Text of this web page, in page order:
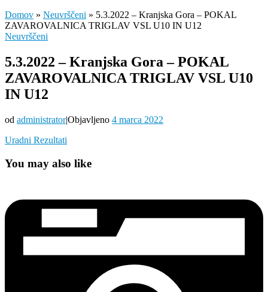
Domov » Neuvrščeni » 5.3.2022 – Kranjska Gora – POKAL
ZAVAROVALNICA TRIGLAV VSL U10 IN U12
Neuvrščeni
5.3.2022 – Kranjska Gora – POKAL
ZAVAROVALNICA TRIGLAV VSL U10
IN U12
od administrator|Objavljeno 4 marca 2022
Uradni Rezultati
You may also like